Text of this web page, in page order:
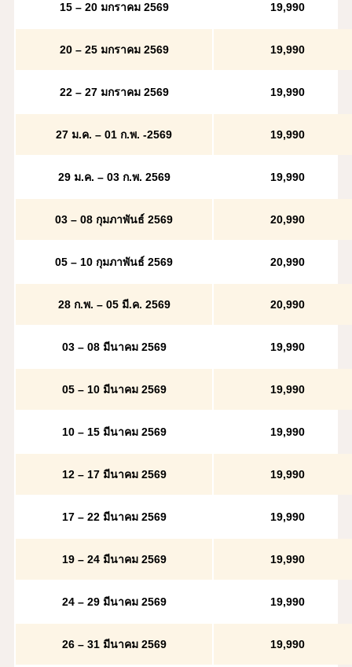
15 – 20 มกราคม 2569 19,990
20 – 25 มกราคม 2569 19,990
22 – 27 มกราคม 2569 19,990
27 ม.ค. – 01 ก.พ. -2569 19,990
29 ม.ค. – 03 ก.พ. 2569 19,990
03 – 08 กุมภาพันธ์ 2569 20,990
05 – 10 กุมภาพันธ์ 2569 20,990
28 ก.พ. – 05 มี.ค. 2569 20,990
03 – 08 มีนาคม 2569 19,990
05 – 10 มีนาคม 2569 19,990
10 – 15 มีนาคม 2569 19,990
12 – 17 มีนาคม 2569 19,990
17 – 22 มีนาคม 2569 19,990
19 – 24 มีนาคม 2569 19,990
24 – 29 มีนาคม 2569 19,990
26 – 31 มีนาคม 2569 19,990